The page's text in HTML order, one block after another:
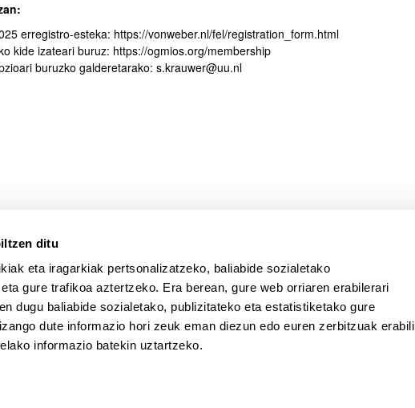
ditu
eta iragarkiak pertsonalizatzeko, baliabide sozialetako
gure trafikoa aztertzeko. Era berean, gure web orriaren erabilerari
dugu baliabide sozialetako, publizitateko eta estatistiketako gure
dute informazio hori zeuk eman diezun edo euren zerbitzuak erabili
informazio batekin uztartzeko.
erregistro-esteka: https://vonweber.nl/fel/registration_form.html
kide izateari buruz: https://ogmios.org/membership
buruzko galderetarako: s.krauwer@uu.nl